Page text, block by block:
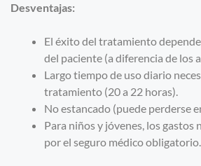
Desventajas:
El éxito del tratamiento
del paciente (a diferencia de los
Largo tiempo de uso diario
tratamiento (20 a 22 horas).
No estancado (puede perderse
Para niños y jóvenes, los gastos
por el seguro médico obligatorio.